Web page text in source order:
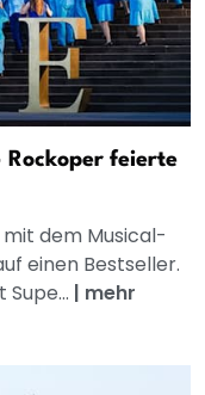
Rockoper feierte
dem Musical-
einen Bestseller.
| mehr